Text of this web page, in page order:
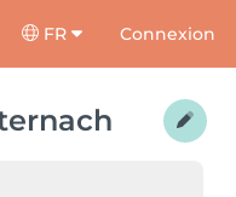
FR Connexion